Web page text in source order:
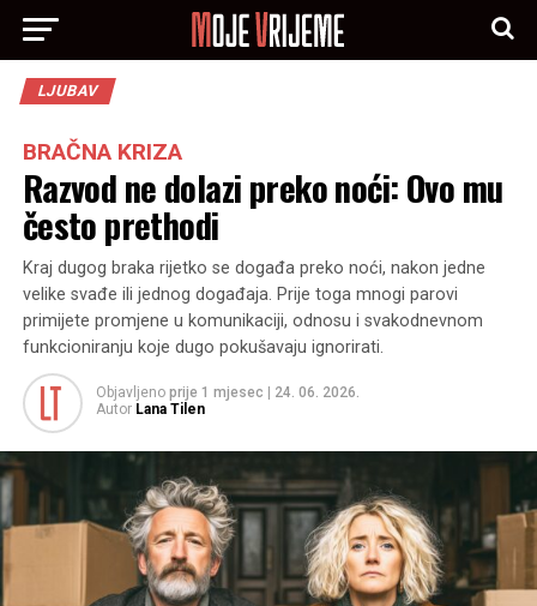
LJUBAV
BRAČNA KRIZA
Razvod ne dolazi preko noći: Ovo mu
često prethodi
Kraj dugog braka rijetko se događa preko noći, nakon jedne
velike svađe ili jednog događaja. Prije toga mnogi parovi
primijete promjene u komunikaciji, odnosu i svakodnevnom
funkcioniranju koje dugo pokušavaju ignorirati.
Objavljeno prije 1 mjesec
24. 06. 2026.
Autor Lana Tilen